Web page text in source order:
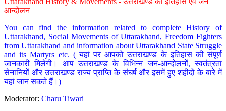
आन्दोलन
You can find the information related to complete History of
Uttarakhand, Social Movements of Uttarakhand, Freedom Fighters
from Uttarakhand and information about Uttarakhand State Struggle
and its Martyrs etc. ( यहां पर आपको उत्तराखण्ड के इतिहास की संपूर्ण
जानकारी मिलेगी। आप उत्तराखण्ड के विभिन्न जन-आन्दोलनों, स्वतंत्रता
सेनानियों और उत्तराखण्ड राज्य प्राप्ति के संघर्ष और इसमें हुए शहीदों के बारे में
यहां जान सकते हैं।)
Moderator: Charu Tiwari